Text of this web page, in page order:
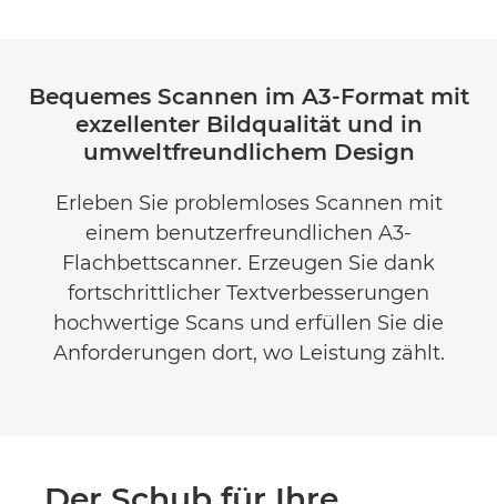
Bequemes Scannen im A3-Format mit
exzellenter Bildqualität und in
umweltfreundlichem Design
Erleben Sie problemloses Scannen mit
einem benutzerfreundlichen A3-
Flachbettscanner. Erzeugen Sie dank
fortschrittlicher Textverbesserungen
hochwertige Scans und erfüllen Sie die
Anforderungen dort, wo Leistung zählt.